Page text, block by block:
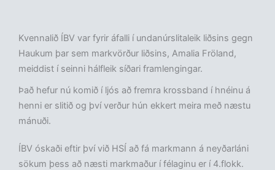
Kvennalið ÍBV var fyrir áfalli í undanúrslitaleik liðsins gegn
Haukum þar sem markvörður liðsins, Amalia Fröland,
meiddist í seinni hálfleik síðari framlengingar.
Það hefur nú komið í ljós að fremra krossband í hnéinu á
henni er slitið og því verður hún ekkert meira með næstu
mánuði.
ÍBV óskaði eftir því við HSÍ að fá markmann á neyðarláni
sökum þess að næsti markmaður í félaginu er í 4.flokk.